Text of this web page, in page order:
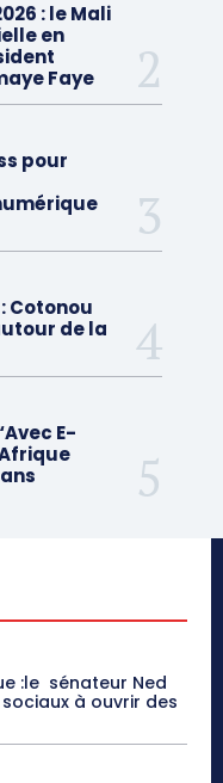
: le Mali
en
Faye
pour
Cotonou
de la
E-
:le sénateur Ned
à ouvrir des